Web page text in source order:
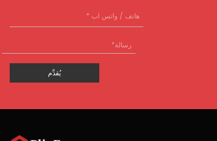
يُقدِّم